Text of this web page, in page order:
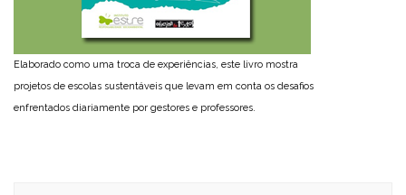
Elaborado como uma troca de experiências, este livro mostra
projetos de escolas sustentáveis que levam em conta os desafios
enfrentados diariamente por gestores e professores.